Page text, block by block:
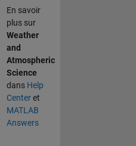
En savoir
plus sur
Weather
and
Atmospheric
Science
dans Help
Centeret
MATLAB
Answers